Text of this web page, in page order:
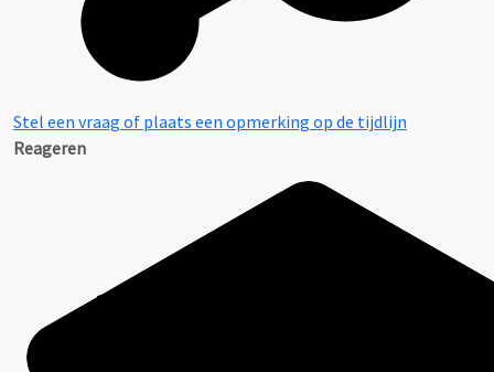
Stel een vraag of plaats een opmerking op de tijdlijn
Reageren